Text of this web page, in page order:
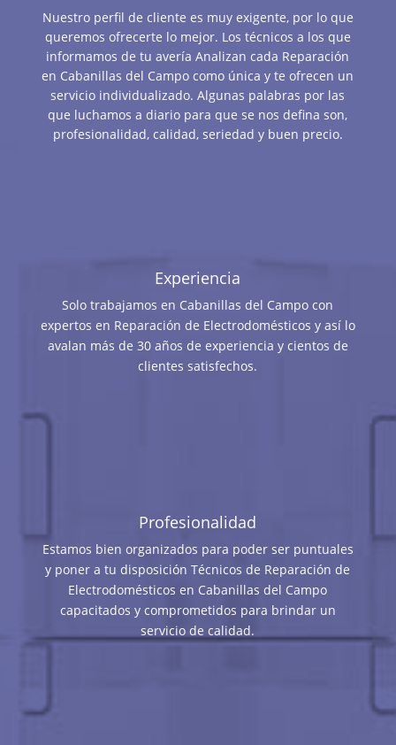
Nuestro perfil de cliente es muy exigente, por lo que
queremos ofrecerte lo mejor. Los técnicos a los que
informamos de tu avería Analizan cada Reparación
en Cabanillas del Campo como única y te ofrecen un
servicio individualizado. Algunas palabras por las
que luchamos a diario para que se nos defina son,
profesionalidad, calidad, seriedad y buen precio.
Experiencia
Solo trabajamos en Cabanillas del Campo con
expertos en Reparación de Electrodomésticos y así lo
avalan más de 30 años de experiencia y cientos de
clientes satisfechos.
Profesionalidad
Estamos bien organizados para poder ser puntuales
y poner a tu disposición Técnicos de Reparación de
Electrodomésticos en Cabanillas del Campo
capacitados y comprometidos para brindar un
servicio de calidad.